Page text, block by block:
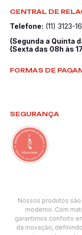
CENTRAL DE
Telefone: (11) 3123-
(Segunda a Quinta
(Sexta das 08h às
FORMAS DE
SEGURANÇA
Nossos produtos
moderno. Com
garantimos conforto
da inovação,